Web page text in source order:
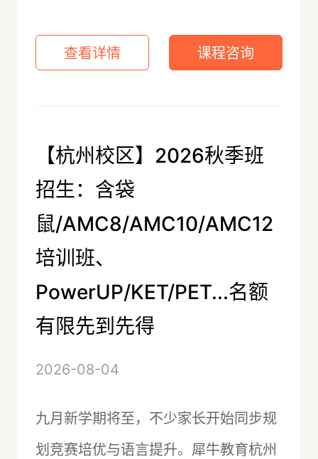
查看详情 课程咨询
【杭州校区】2026秋季班
招生：含袋
鼠/AMC8/AMC10/AMC12
培训班、
PowerUP/KET/PET...名额
有限先到先得
2026-08-04
九月新学期将至，不少家长开始同步规
划竞赛培优与语言提升。犀牛教育杭州